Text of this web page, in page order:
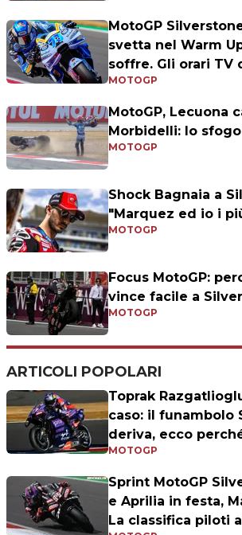
MotoGP
svetta nel Warm
soffre. Gli orari TV
MOTOGP
MotoGP, Lecuona
Morbidelli: lo
MOTOGP
Shock Bagnaia a
"Marquez ed io i
MOTOGP
Focus MotoGP:
vince facile a
MOTOGP
ARTICOLI POPOLARI
Toprak
caso: il funambolo
deriva, ecco
MOTOGP
Sprint MotoGP
e Aprilia in festa,
La classifica piloti